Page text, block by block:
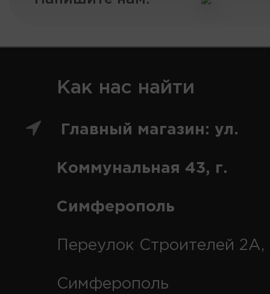
Как нас найти
Главный магазин: ул.
Коммунальная 43, г.
Симферополь
Переулок Строителей 2А,
Симферополь